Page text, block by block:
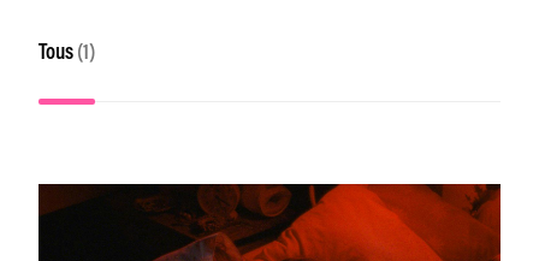
Tous (1)